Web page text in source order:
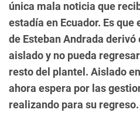
única mala noticia que
estadía en Ecuador. Es
de Esteban Andrada derivó
aislado y no pueda
resto del plantel. Aislado
ahora espera por las
realizando para su regreso.